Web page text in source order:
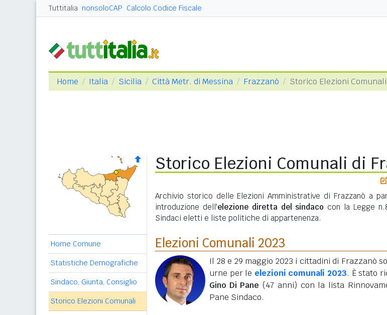
Tuttitalia nonsoloCAP Calcolo Codice Fiscale
Home Italia Sicilia Città Metr. di Messina Frazzanò Storico Elezioni Comunali
Home Comune
Statistiche Demografiche
Sindaco, Giunta, Consiglio
Storico Elezioni Comunali
Storico Elezioni Comunali di
Archivio storico delle Elezioni Amministrative di Frazzanò a
introduzione dell'elezione diretta del sindaco con la Legge
Sindaci eletti e liste politiche di appartenenza.
Elezioni Comunali 2023
Il 28 e 29 maggio 2023 i cittadini di Frazzanò
urne per le elezioni comunali 2023. È stato
Gino Di Pane (47 anni) con la lista
Pane Sindaco.